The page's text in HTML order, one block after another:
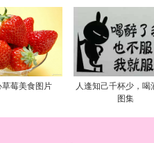
草莓美食图片
人逢知己千杯少，喝
图集